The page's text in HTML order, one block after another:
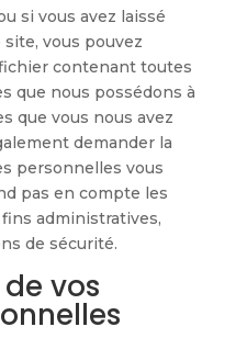
si vous avez laissé
vous pouvez
contenant toutes
que nous possédons à
que vous nous avez
demander la
personnelles vous
pas en compte les
administratives,
de sécurité.
vos